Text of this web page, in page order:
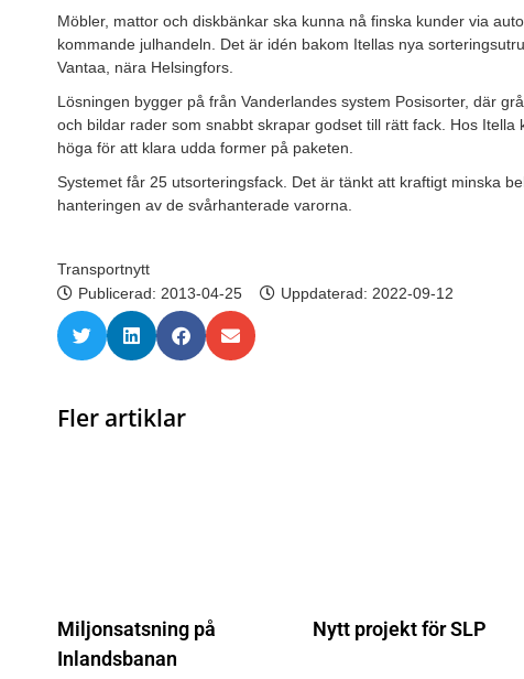
Möbler, mattor och diskbänkar ska kunna nå finska kunder via
kommande julhandeln. Det är idén bakom Itellas nya
Vantaa, nära Helsingfors.
Lösningen bygger på från Vanderlandes system Posisorter, där
och bildar rader som snabbt skrapar godset till rätt fack. Hos Itella
höga för att klara udda former på paketen.
Systemet får 25 utsorteringsfack. Det är tänkt att kraftigt minska
hanteringen av de svårhanterade varorna.
Transportnytt
Publicerad: 2013-04-25 Uppdaterad: 2022-09-12
Fler artiklar
Miljonsatsning på
Inlandsbanan
Nytt projekt för SLP